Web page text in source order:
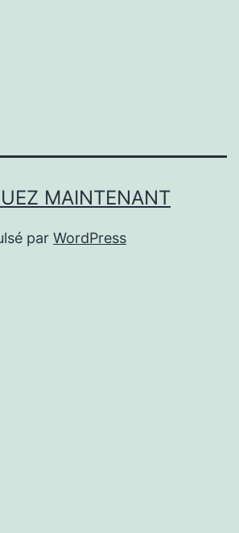
MAINTENANT
par WordPress